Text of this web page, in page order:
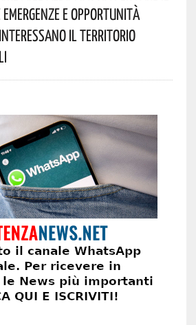
E Opportunità
Il Territorio